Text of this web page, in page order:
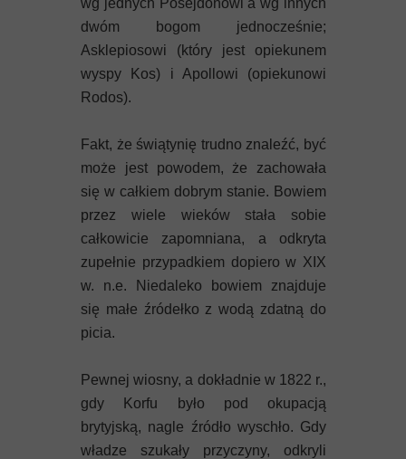
wg jednych Posejdonowi a wg innych
dwóm bogom jednocześnie;
Asklepiosowi (który jest opiekunem
wyspy Kos) i Apollowi (opiekunowi
Rodos).
Fakt, że świątynię trudno znaleźć, być
może jest powodem, że zachowała
się w całkiem dobrym stanie. Bowiem
przez wiele wieków stała sobie
całkowicie zapomniana, a odkryta
zupełnie przypadkiem dopiero w XIX
w. n.e. Niedaleko bowiem znajduje
się małe źródełko z wodą zdatną do
picia.
Pewnej wiosny, a dokładnie w 1822 r.,
gdy Korfu było pod okupacją
brytyjską, nagle źródło wyschło. Gdy
władze szukały przyczyny, odkryli